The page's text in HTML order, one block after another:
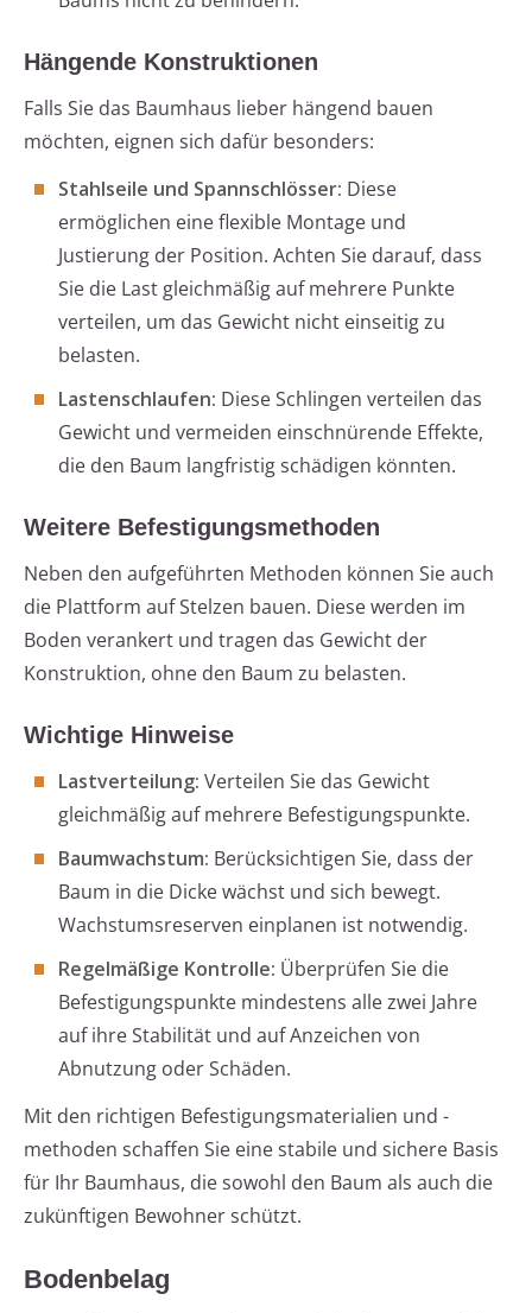
Hängende Konstruktionen
Falls Sie das Baumhaus lieber hängend bauen
möchten, eignen sich dafür besonders:
Stahlseile und Spannschlösser: Diese
ermöglichen eine flexible Montage und
Justierung der Position. Achten Sie darauf, dass
Sie die Last gleichmäßig auf mehrere Punkte
verteilen, um das Gewicht nicht einseitig zu
belasten.
Lastenschlaufen: Diese Schlingen verteilen das
Gewicht und vermeiden einschnürende Effekte,
die den Baum langfristig schädigen könnten.
Weitere Befestigungsmethoden
Neben den aufgeführten Methoden können Sie auch
die Plattform auf Stelzen bauen. Diese werden im
Boden verankert und tragen das Gewicht der
Konstruktion, ohne den Baum zu belasten.
Wichtige Hinweise
Lastverteilung: Verteilen Sie das Gewicht
gleichmäßig auf mehrere Befestigungspunkte.
Baumwachstum: Berücksichtigen Sie, dass der
Baum in die Dicke wächst und sich bewegt.
Wachstumsreserven einplanen ist notwendig.
Regelmäßige Kontrolle: Überprüfen Sie die
Befestigungspunkte mindestens alle zwei Jahre
auf ihre Stabilität und auf Anzeichen von
Abnutzung oder Schäden.
Mit den richtigen Befestigungsmaterialien und -
methoden schaffen Sie eine stabile und sichere Basis
für Ihr Baumhaus, die sowohl den Baum als auch die
zukünftigen Bewohner schützt.
Bodenbelag